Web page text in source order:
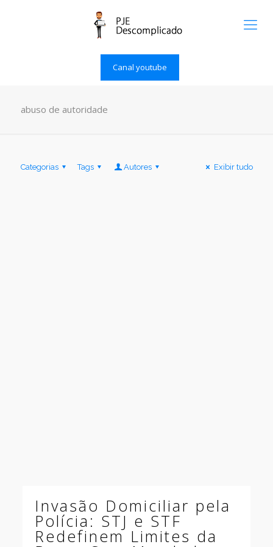
Canal youtube
abuso de autoridade
Categorias Tags Autores Exibir tudo
Invasão Domiciliar pela
Polícia: STJ e STF
Redefinem Limites da